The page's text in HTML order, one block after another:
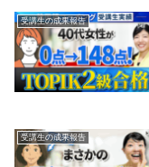
受講生の成果報告
受講生の成果報告